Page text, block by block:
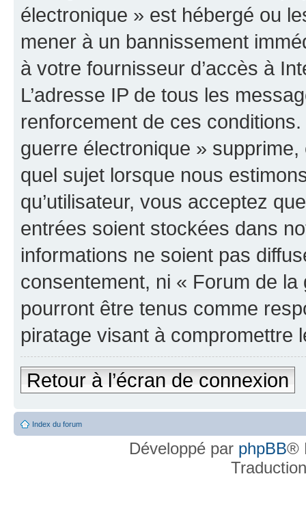
électronique » est hébergé ou
mener à un bannissement
à votre fournisseur d’accès à
L’adresse IP de tous les
renforcement de ces
guerre électronique »
quel sujet lorsque nous
qu’utilisateur, vous acceptez
entrées soient stockées dans
informations ne soient pas
consentement, ni « Forum de
pourront être tenus comme
piratage visant à compromettre
Retour à l’écran de connexion
Index du forum
Développé par phpBB®